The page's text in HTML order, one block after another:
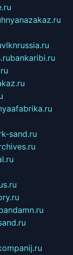
vlknrussia.ru
bankaribi.ru
sand.ru